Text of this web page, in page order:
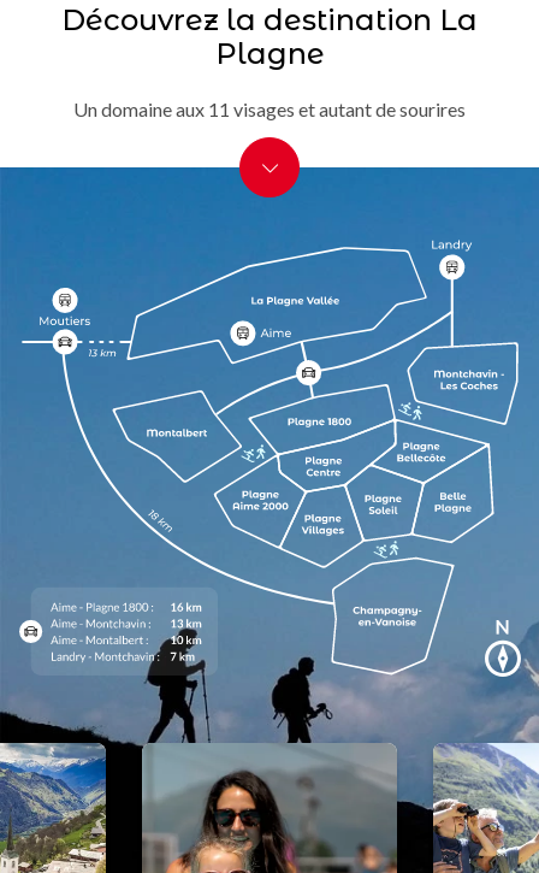
Découvrez la destination La
Plagne
Un domaine aux 11 visages et autant de sourires